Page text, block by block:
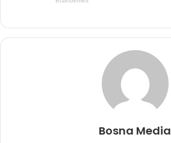
Bosna Media